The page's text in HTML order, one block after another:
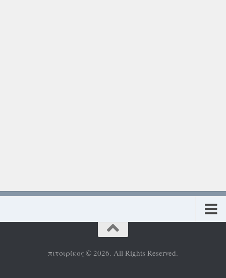
Πολιτική προστασίας προσωπικών δεδομένων
πιτσιρίκος © 2026. All Rights Reserved.